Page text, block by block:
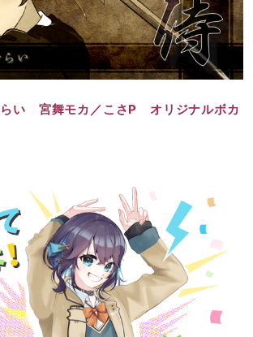
らい 宮舞モカ／こさP オリジナルボカ